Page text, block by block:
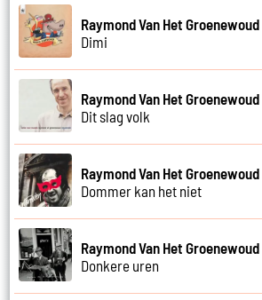
Raymond Van Het Groenewoud
Dimi
Raymond Van Het Groenewoud
Dit slag volk
Raymond Van Het Groenewoud
Dommer kan het niet
Raymond Van Het Groenewoud
Donkere uren